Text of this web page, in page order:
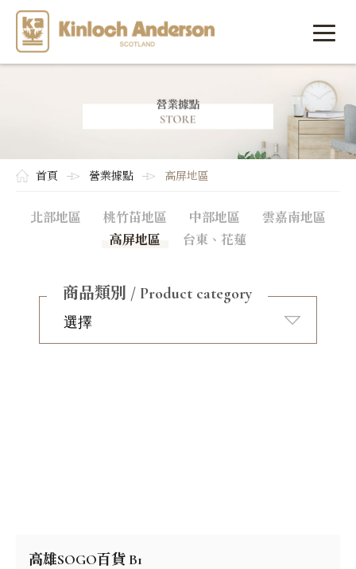
首頁 營業據點 高屏地區
北部地區 桃竹苗地區 中部地區
雲嘉南地區
高屏地區
台東、花蓮
商品類別 / Product category
高雄SOGO百貨 B1